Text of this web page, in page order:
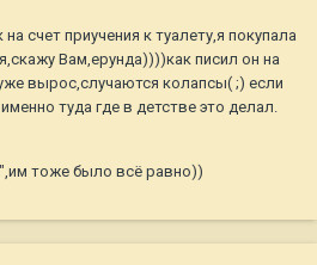
счет приучения к туалету,я покупала
Вам,ерунда))))как писил он на
вырос,случаются колапсы( ;) если
туда где в детстве это делал.
тоже было всё равно))